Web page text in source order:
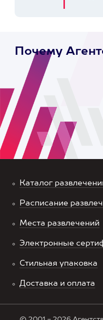
Почему
Каталог
Расписание
Места развлечений
Электронные
Стильная упаковка
Доставка и оплата